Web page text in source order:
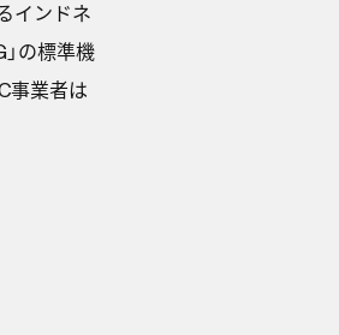
インドネ
の標準機
事業者は